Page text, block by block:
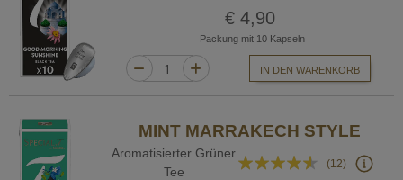
78%
€ 4,90
Packung mit 10 Kapseln
IN DEN WARENKORB
MINT MARRAKECH STYLE
Aromatisierter Grüner
Tee
Bewertung:
(12)